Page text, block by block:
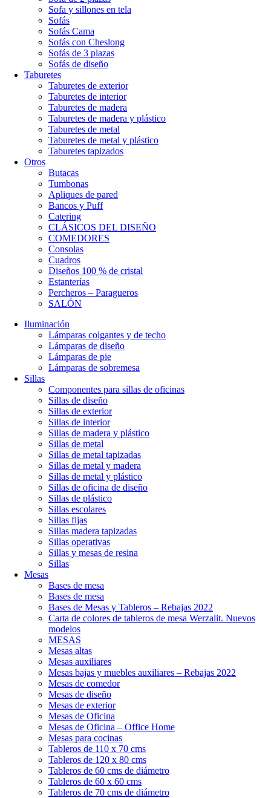
Sofa y sillones en tela
Sofás
Sofás Cama
Sofás con Cheslong
Sofás de 3 plazas
Sofás de diseño
Taburetes
Taburetes de exterior
Taburetes de interior
Taburetes de madera
Taburetes de madera y plástico
Taburetes de metal
Taburetes de metal y plástico
Taburetes tapizados
Otros
Butacas
Tumbonas
Apliques de pared
Bancos y Puff
Catering
CLÁSICOS DEL DISEÑO
COMEDORES
Consolas
Cuadros
Diseños 100 % de cristal
Estanterías
Percheros – Paragueros
SALÓN
Iluminación
Lámparas colgantes y de techo
Lámparas de diseño
Lámparas de pie
Lámparas de sobremesa
Sillas
Componentes para sillas de oficinas
Sillas de diseño
Sillas de exterior
Sillas de interior
Sillas de madera y plástico
Sillas de metal
Sillas de metal tapizadas
Sillas de metal y madera
Sillas de metal y plástico
Sillas de oficina de diseño
Sillas de plástico
Sillas escolares
Sillas fijas
Sillas madera tapizadas
Sillas operativas
Sillas y mesas de resina
Sillas
Mesas
Bases de mesa
Bases de mesa
Bases de Mesas y Tableros – Rebajas 2022
Carta de colores de tableros de mesa Werzalit. Nuevos
modelos
MESAS
Mesas altas
Mesas auxiliares
Mesas bajas y muebles auxiliares – Rebajas 2022
Mesas de comedor
Mesas de diseño
Mesas de exterior
Mesas de Oficina
Mesas de Oficina – Office Home
Mesas para cocinas
Tableros de 110 x 70 cms
Tableros de 120 x 80 cms
Tableros de 60 cms de diámetro
Tableros de 60 x 60 cms
Tableros de 70 cms de diámetro